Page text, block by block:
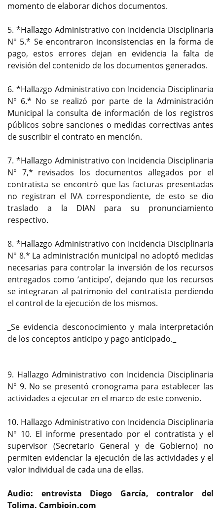
momento de elaborar dichos documentos.
5. *Hallazgo Administrativo con Incidencia Disciplinaria
N° 5.* Se encontraron inconsistencias en la forma de
pago, estos errores dejan en evidencia la falta de
revisión del contenido de los documentos generados.
6. *Hallazgo Administrativo con Incidencia Disciplinaria
N° 6.* No se realizó por parte de la Administración
Municipal la consulta de información de los registros
públicos sobre sanciones o medidas correctivas antes
de suscribir el contrato en mención.
7. *Hallazgo Administrativo con Incidencia Disciplinaria
N° 7,* revisados los documentos allegados por el
contratista se encontró que las facturas presentadas
no registran el IVA correspondiente, de esto se dio
traslado a la DIAN para su pronunciamiento
respectivo.
8. *Hallazgo Administrativo con Incidencia Disciplinaria
N° 8.* La administración municipal no adoptó medidas
necesarias para controlar la inversión de los recursos
entregados como ‘anticipo’, dejando que los recursos
se integraran al patrimonio del contratista perdiendo
el control de la ejecución de los mismos.
_Se evidencia desconocimiento y mala interpretación
de los conceptos anticipo y pago anticipado._
9. Hallazgo Administrativo con Incidencia Disciplinaria
N° 9. No se presentó cronograma para establecer las
actividades a ejecutar en el marco de este convenio.
10. Hallazgo Administrativo con Incidencia Disciplinaria
N° 10. El informe presentado por el contratista y el
supervisor (Secretario General y de Gobierno) no
permiten evidenciar la ejecución de las actividades y el
valor individual de cada una de ellas.
Audio: entrevista Diego García, contralor del
Tolima. Cambioin.com